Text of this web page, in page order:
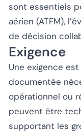
sont essentiels
aérien (ATFM),
de décision
Exigence
Une exigence
documentée
opérationnel ou
peuvent être
supportant les